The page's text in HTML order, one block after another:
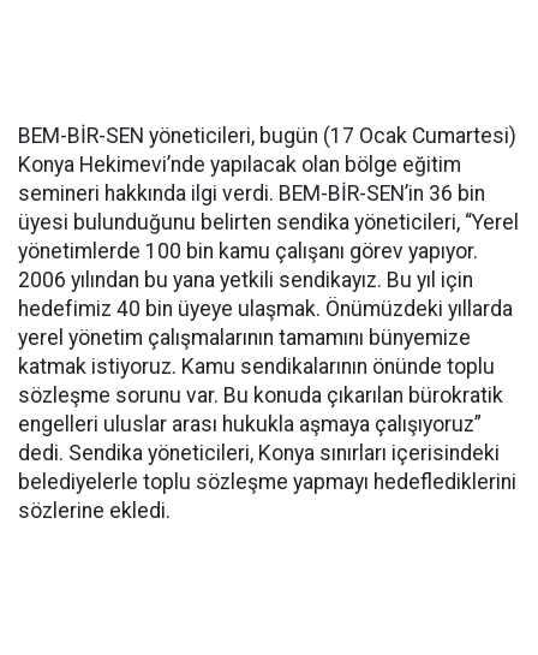
BEM-BİR-SEN yöneticileri, bugün (17 Ocak Cumartesi)
Konya Hekimevi’nde yapılacak olan bölge eğitim
semineri hakkında ilgi verdi. BEM-BİR-SEN’in 36 bin
üyesi bulunduğunu belirten sendika yöneticileri, “Yerel
yönetimlerde 100 bin kamu çalışanı görev yapıyor.
2006 yılından bu yana yetkili sendikayız. Bu yıl için
hedefimiz 40 bin üyeye ulaşmak. Önümüzdeki yıllarda
yerel yönetim çalışmalarının tamamını bünyemize
katmak istiyoruz. Kamu sendikalarının önünde toplu
sözleşme sorunu var. Bu konuda çıkarılan bürokratik
engelleri uluslar arası hukukla aşmaya çalışıyoruz”
dedi. Sendika yöneticileri, Konya sınırları içerisindeki
belediyelerle toplu sözleşme yapmayı hedeflediklerini
sözlerine ekledi.